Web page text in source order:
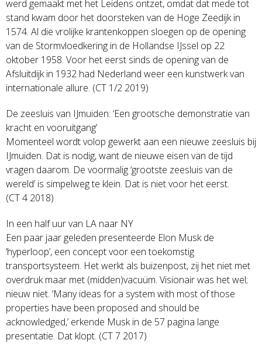
werd gemaakt met het Leidens ontzet, omdat dat mede tot
stand kwam door het doorsteken van de Hoge Zeedijk in
1574. Al die vrolijke krantenkoppen sloegen op de opening
van de Stormvloedkering in de Hollandse IJssel op 22
oktober 1958. Voor het eerst sinds de opening van de
Afsluitdijk in 1932 had Nederland weer een kunstwerk van
internationale allure. (CT 1/2 2019)
De zeesluis van IJmuiden: ‘Een grootsche demonstratie van
kracht en vooruitgang’
Momenteel wordt volop gewerkt aan een nieuwe zeesluis bij
IJmuiden. Dat is nodig, want de nieuwe eisen van de tijd
vragen daarom. De voormalig ‘grootste zeesluis van de
wereld’ is simpelweg te klein. Dat is niet voor het eerst.
(CT 4 2018)
In een half uur van LA naar NY
Een paar jaar geleden presenteerde Elon Musk de
‘hyperloop’, een concept voor een toekomstig
transportsysteem. Het werkt als buizenpost, zij het niet met
overdruk maar met (midden)vacuüm. Visionair was het wel;
nieuw niet. ‘Many ideas for a system with most of those
properties have been proposed and should be
acknowledged,’ erkende Musk in de 57 pagina lange
presentatie. Dat klopt. (CT 7 2017)